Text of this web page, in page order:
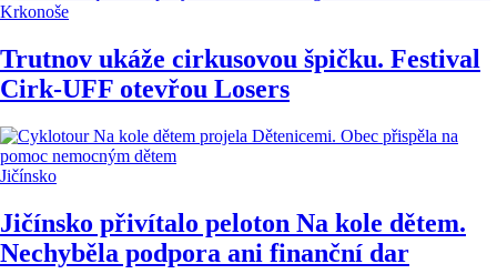
Krkonoše
Trutnov ukáže cirkusovou špičku. Festival
Cirk-UFF otevřou Losers
Jičínsko
Jičínsko přivítalo peloton Na kole dětem.
Nechyběla podpora ani finanční dar